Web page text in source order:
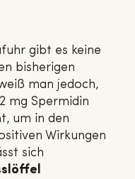
gibt es keine
bisherigen
man jedoch,
mg Spermidin
um in den
Wirkungen
sich